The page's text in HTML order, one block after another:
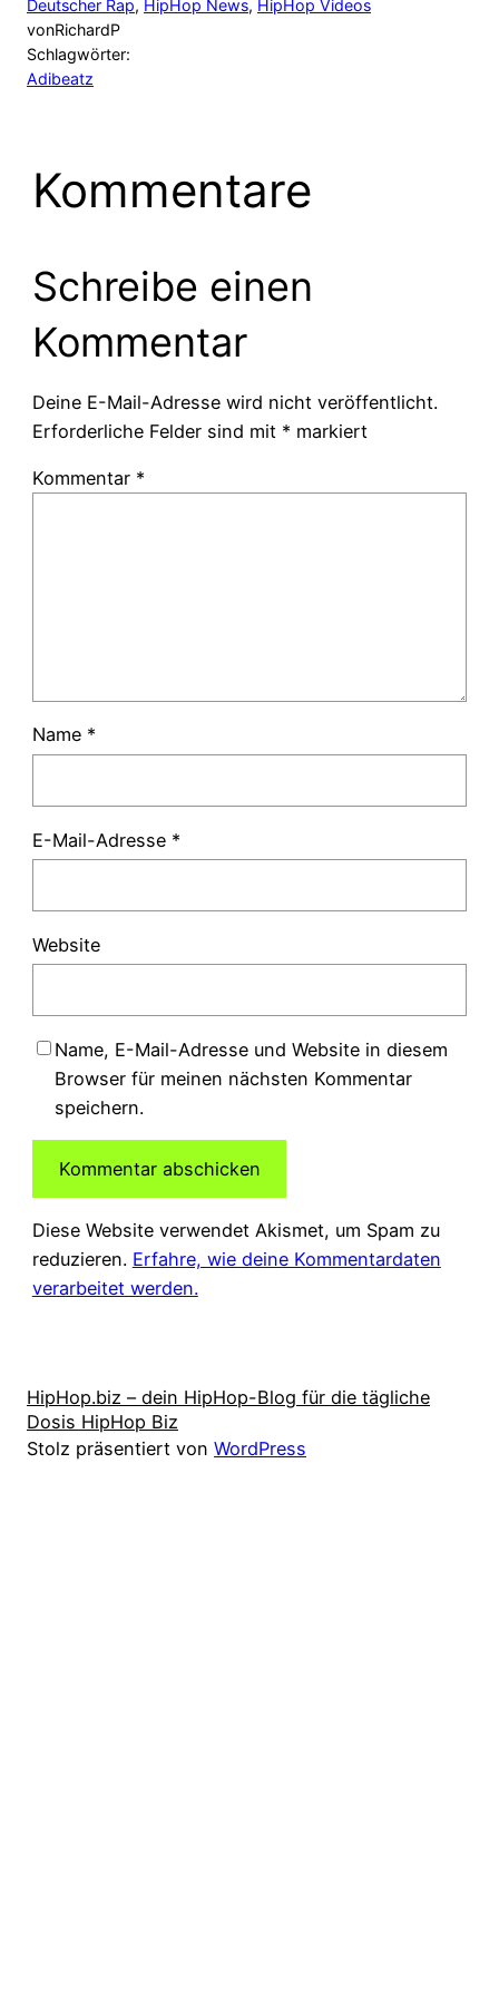
Deutscher Rap, HipHop News, HipHop Videos
vonRichardP
Schlagwörter:
Adibeatz
Kommentare
Schreibe einen
Kommentar
Deine E-Mail-Adresse wird nicht veröffentlicht.
Erforderliche Felder sind mit * markiert
Kommentar *
Name *
E-Mail-Adresse *
Website
Name, E-Mail-Adresse und Website in diesem
Browser für meinen nächsten Kommentar
speichern.
Diese Website verwendet Akismet, um Spam zu
reduzieren. Erfahre, wie deine Kommentardaten
verarbeitet werden.
HipHop.biz – dein HipHop-Blog für die tägliche
Dosis HipHop Biz
Stolz präsentiert von WordPress